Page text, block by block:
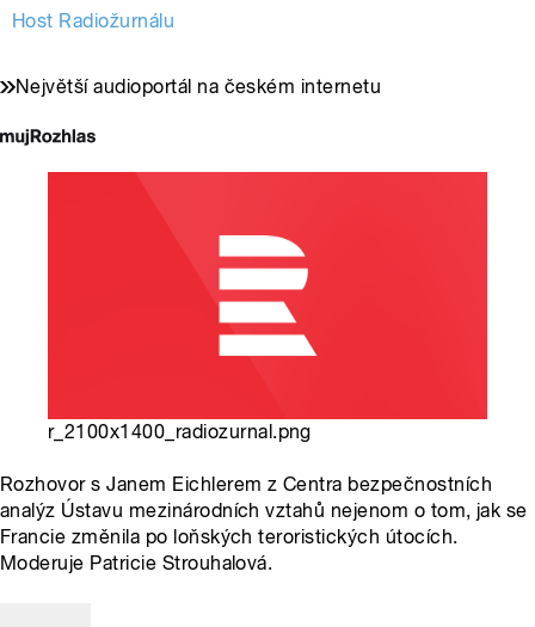
Host Radiožurnálu
Největší audioportál na českém internetu
r_2100x1400_radiozurnal.png
Rozhovor s Janem Eichlerem z Centra bezpečnostních
analýz Ústavu mezinárodních vztahů nejenom o tom, jak se
Francie změnila po loňských teroristických útocích.
Moderuje Patricie Strouhalová.